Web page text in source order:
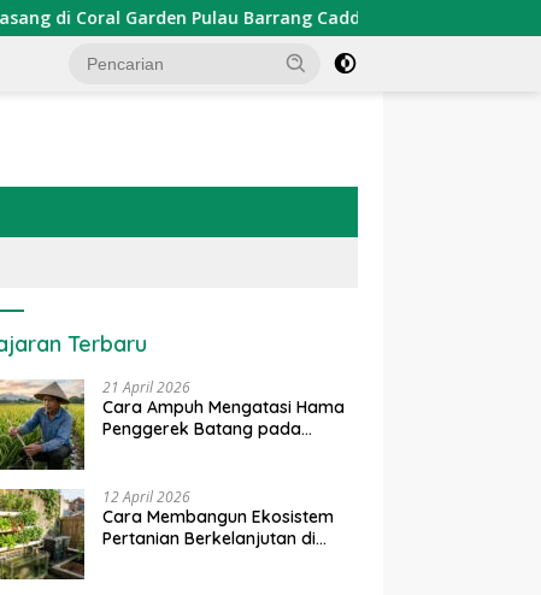
Pulau Barrang Caddi PDKT Danau Tempe :
Terbaru
21 April 2026
Cara Ampuh Mengatasi Hama
Penggerek Batang pada
12 April 2026
Cara Membangun Ekosistem
Pertanian Berkelanjutan di